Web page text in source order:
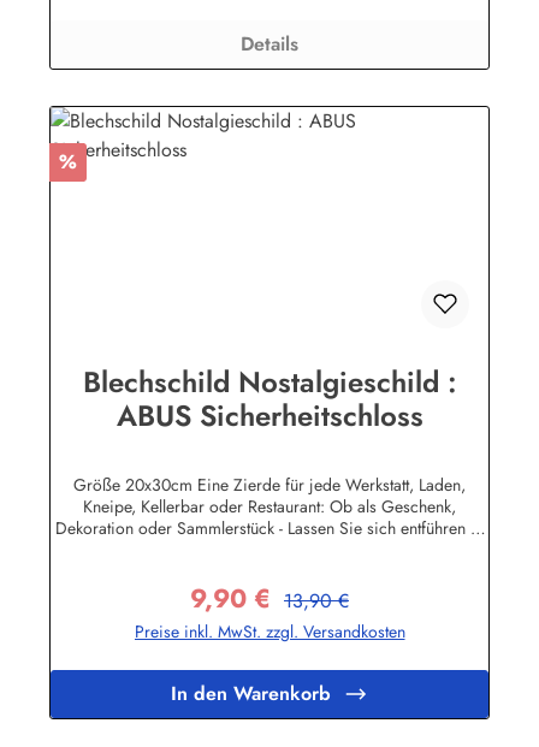
Lebensdauer ist damit garantiert. Wir verkaufen nur original
lizensierte Werbeschilder. Nicht jeder Markenartikel -
Hersteller hat seine Metallschilder zum öffentlichen Verkauf
Industrie BPPM GmbHPorschestr. 921423 Winsen
(Luhe)info@heartofireland.eu
Details
Rabatt
%
Blechschild Nostalgieschild :
ABUS Sicherheitschloss
Größe 20x30cm Eine Zierde für jede Werkstatt, Laden,
Kneipe, Kellerbar oder Restaurant: Ob als Geschenk,
Dekoration oder Sammlerstück - Lassen Sie sich entführen in
Sie sich und Ihren Freunden eine dekorative Erinnerung an
die gute alte Zeit! Unsere Blechschilder sind in Super-Qualität
aus hochwertigem Metall (Stahlblech) gefertigt. Die
Lebensdauer ist damit garantiert. Wir verkaufen nur original
lizensierte Werbeschilder. Nicht jeder Markenartikel -
Hersteller hat seine Metallschilder zum öffentlichen Verkauf
Verkaufspreis:
9,90 € Regulärer Preis:
13,90 €
Preise inkl. MwSt. zzgl. Versandkosten
In den Warenkorb